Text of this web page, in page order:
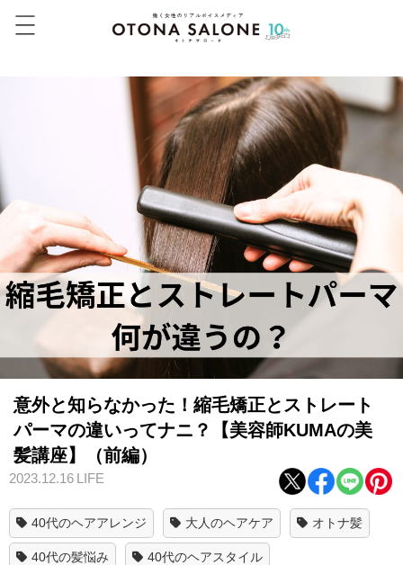
意外と知らなかった！縮毛矯正とストレート
パーマの違いってナニ？【美容師KUMAの美
髪講座】（前編）
2023.12.16 LIFE
40代のヘアアレンジ 大人のヘアケア オトナ髪
40代の髪悩み 40代のヘアスタイル